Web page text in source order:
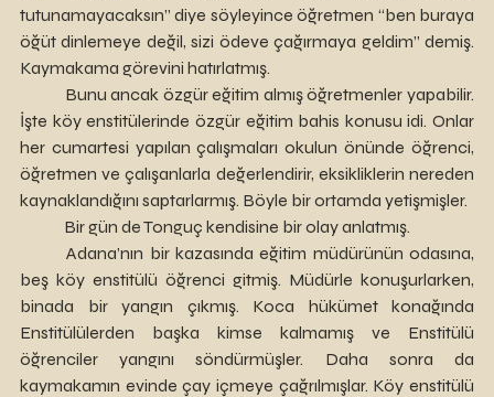
tutunamayacaksın” diye söyleyince öğretmen “ben buraya
öğüt dinlemeye değil, sizi ödeve çağırmaya geldim” demiş.
Kaymakama görevini hatırlatmış.
İşte köy enstitülerinde özgür eğitim bahis konusu idi. Onlar
her cumartesi yapılan çalışmaları okulun önünde öğrenci,
öğretmen ve çalışanlarla değerlendirir, eksikliklerin nereden
kaynaklandığını saptarlarmış. Böyle bir ortamda yetişmişler.
	Bir gün de Tonguç kendisine bir olay anlatmış.
	Adana’nın bir kazasında eğitim müdürünün odasına,
beş köy enstitülü öğrenci gitmiş. Müdürle konuşurlarken,
binada bir yangın çıkmış. Koca hükümet konağında
Enstitülülerden başka kimse kalmamış ve Enstitülü
öğrenciler yangını söndürmüşler. Daha sonra da
kaymakamın evinde çay içmeye çağrılmışlar. Köy enstitülü